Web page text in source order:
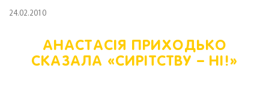
24.02.2010
АНАСТАСІЯ ПРИХОДЬКО
СКАЗАЛА «СИРІТСТВУ – НІ!»